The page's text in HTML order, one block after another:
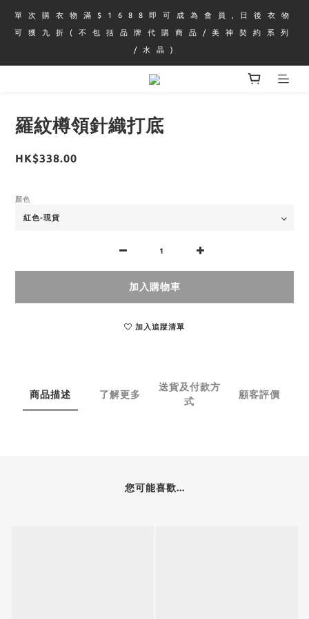
單 次 購 衣 物 滿 $ 1 6 8 8 即 可 成 為 會 員 , 日 後 衣 物
可 獲 九 折 ( 不 包 括 品 牌 代 購 商 品 / 美 神 契 約 系 列
/ 水 晶 )
羅紋樽領針織打底
HK$338.00
顏色
加入購物車
加入追蹤清單
商品描述 了解更多
送貨及付款方
式
顧客評價
您可能喜歡...